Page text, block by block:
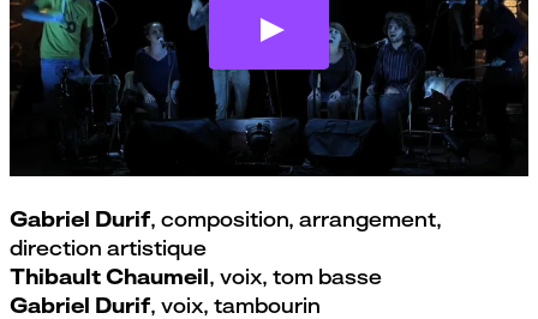
Gabriel Durif, composition, arrangement,
direction artistique
Thibault Chaumeil, voix, tom basse
Gabriel Durif, voix, tambourin